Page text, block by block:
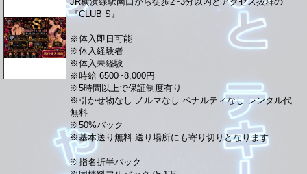
『CLUB S』
※体入即日可能
※体入経験者
※体入未経験
※時給 6500~8,000円
※5時間以上で保証制度有り
※引かせ物なし ノルマなし ペナルティなし レンタル代
無料
※50%バック
※基本送り無料 送り場所にも寄り切りとなります
※指名折半バック